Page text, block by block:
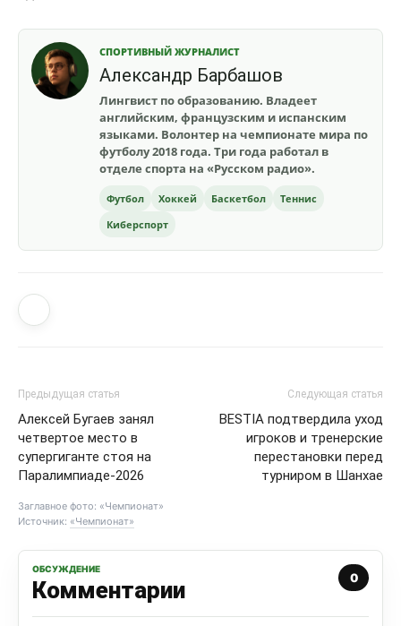
СПОРТИВНЫЙ ЖУРНАЛИСТ
Александр Барбашов
Лингвист по образованию. Владеет
английским, французским и испанским
языками. Волонтер на чемпионате мира по
футболу 2018 года. Три года работал в
отделе спорта на «Русском радио».
Футбол Хоккей Баскетбол
Теннис
Киберспорт
Предыдущая статья
Алексей Бугаев занял
четвертое место в
супергиганте стоя на
Паралимпиаде-2026
Следующая статья
BESTIA подтвердила уход
игроков и тренерские
перестановки перед
турниром в Шанхае
Заглавное фото: «Чемпионат»
Источник: «Чемпионат»
ОБСУЖДЕНИЕ
Комментарии 0